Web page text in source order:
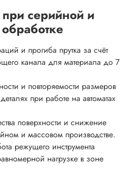
серийной и
и прогиба прутка за счёт
канала для материала до 7
и повторяемости размеров
при работе на автоматах
поверхности и снижение
и массовом производстве.
режущего инструмента
нагрузке в зоне